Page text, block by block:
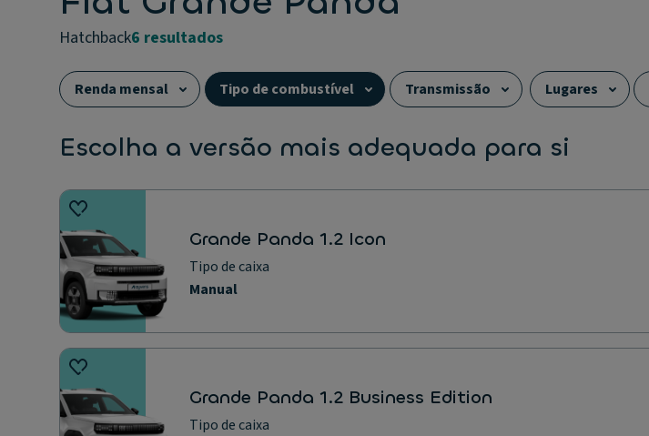
hatchback6 resultados
Renda mensal Tipo de combustível Transmissão Lugares
Escolha a versão mais adequada para si
Grande Panda 1.2 Icon
Tipo de caixa
Manual
Grande Panda 1.2 Business Edition
Tipo de caixa